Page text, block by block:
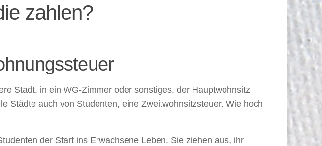
zahlen?
Stadt, in ein WG-Zimmer oder sonstiges, der Hauptwohnsitz
Städte auch von Studenten, eine Zweitwohnsitzsteuer. Wie hoch
der Start ins Erwachsene Leben. Sie ziehen aus, ihr